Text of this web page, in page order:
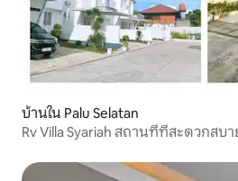
บ้านใน Palu Selatan
Rv Villa Syariah สถานที่ที่สะดวกส